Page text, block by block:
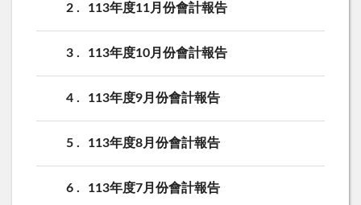
2 113年度11月份會計報告
3 113年度10月份會計報告
4 113年度9月份會計報告
5 113年度8月份會計報告
6 113年度7月份會計報告